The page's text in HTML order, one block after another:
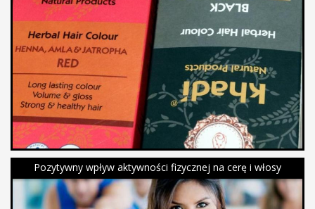
Pozytywny wpływ aktywności fizycznej na cerę i włosy